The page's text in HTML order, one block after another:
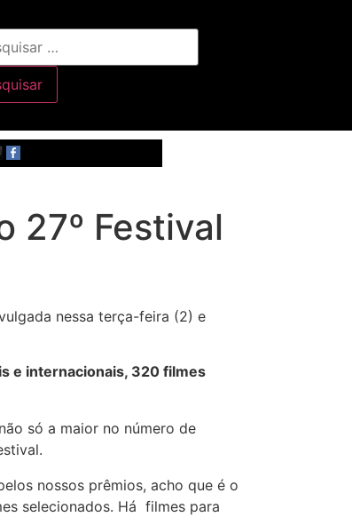
27º Festival
nessa terça-feira (2) e
e internacionais, 320 filmes
só a maior no número de
nossos prêmios, acho que é o
selecionados. Há filmes para